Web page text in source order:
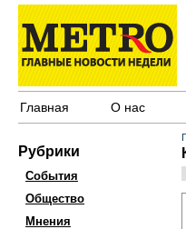
Главная О нас
Рубрики
События
Общество
Мнения